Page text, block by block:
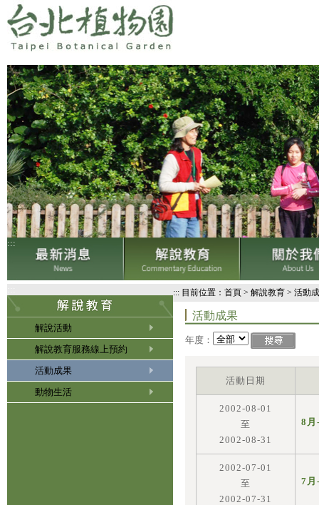
:::
解說活動
解說教育服務線上預約
活動成果
動物生活
::: 目前位置： 首頁 > 解說教育 > 活動
活動成果
年度：
活動日期
2002-08-01
至
2002-08-31
8月
2002-07-01
至
2002-07-31
7月